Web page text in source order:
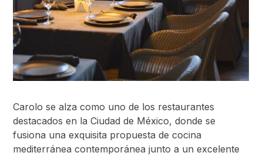
Carolo se alza como uno de los restaurantes
destacados en la Ciudad de México, donde se
fusiona una exquisita propuesta de cocina
mediterránea contemporánea junto a un excelente